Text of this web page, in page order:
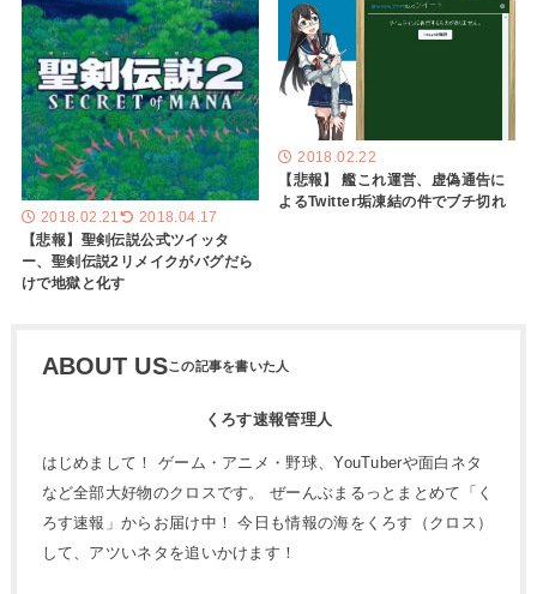
2018.02.21 2018.04.17
【悲報】聖剣伝説公式ツイッタ
ー、聖剣伝説2リメイクがバグだら
けで地獄と化す
2018.02.22
【悲報】 艦これ運営、虚偽通告に
よるTwitter垢凍結の件でブチ切れ
ABOUT US
くろす速報管理人
はじめまして！ ゲーム・アニメ・野球、YouTuberや面白ネタ
など全部大好物のクロスです。 ぜーんぶまるっとまとめて「く
ろす速報」からお届け中！ 今日も情報の海をくろす（クロス）
して、アツいネタを追いかけます！